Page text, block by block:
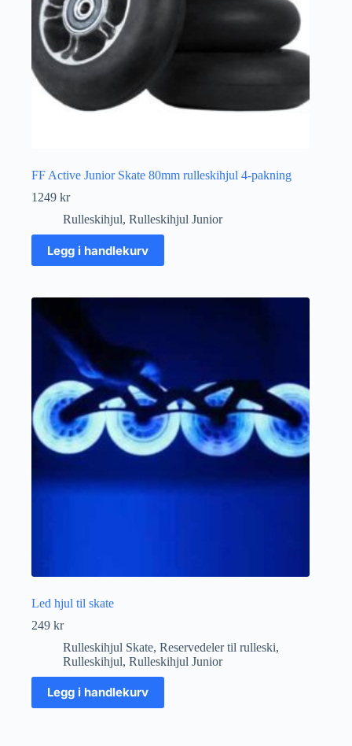
FF Active Junior Skate 80mm rulleskihjul 4-pakning
1249 kr
Rulleskihjul, Rulleskihjul Junior
Legg i handlekurv
Led hjul til skate
249 kr
Rulleskihjul Skate, Reservedeler til rulleski,
Rulleskihjul, Rulleskihjul Junior
Legg i handlekurv